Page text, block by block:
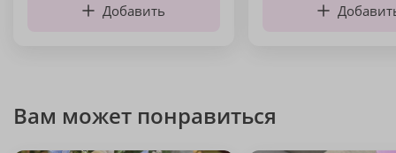
Добавить
Вам может понравиться